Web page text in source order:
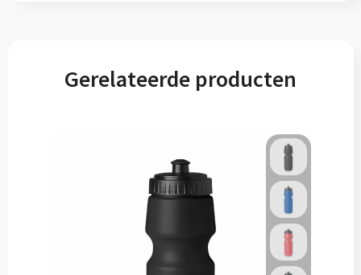
Gerelateerde producten